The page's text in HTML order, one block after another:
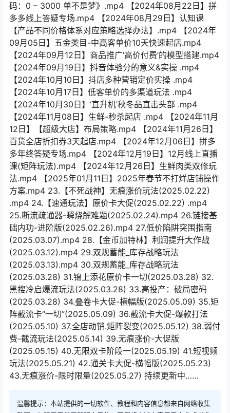
码：0 – 3000 单不是梦》.mp4 【2024年08月22日】拼
多多线上答疑专场.mp4 【2024年08月29日】认知课
【产品不同价格体系对应策略选择办法】.mp4 【2024年
09月05日】五金类目-中高客单价10天快速起店.mp4
【2024年09月12日】商品推广‘高价付费’的模型搭建.mp4
【2024年09月19日】抖音体验分的意义&实操 .mp4
【2024年10月10日】抖店多种营销定价实操 .mp4
【2024年10月17日】低客单价的多渠道玩法 .mp4
【2024年10月30日】‘直升机’秋冬品直击头部 .mp4
【2024年11月08日】生鲜-秒杀起店 .mp4 【2024年11月
12日】【超级大店】布局策略.mp4 【2024年11月26日】
百货全店折扣券3天起店.mp4 【2024年12月06日】拼多
多年终答疑专场.mp4 【2024年12月19日】12月线上直播
课(矩阵玩法).mp4 【2024年12月26日】生鲜肉类双修玩
法.mp4 【2025年01月11日】2025年春节不打烊店铺操作
方案.mp4 23.【不死战神】无痕涨价玩法(2025.02.22)
.mp4 24.【速通玩法】原价卡大促(2025.02.22) .mp4
25.断流疏通器-瞬烧解难题(2025.02.24).mp4 26.链接基
础内功-进阶版(2025.02.26).mp4 27.低价陷阱突围指南
(2025.03.07).mp4 28.【金币加特林】利润提升大作战
(2025.03.12).mp4 29.双规蓄能_库存战略玩法
(2025.03.13).mp4 30.双规蓄能_库存战略玩法
(2025.03.28) 31.锦上添花原价卡一切(2025.03.28) 32.
黑搜冷启爆流玩法(2025.03.28) 33.高投产：破局密码
(2025.03.28) 34.叠卷卡大促-横幅版(2025.05.09) 35.矩
阵截流卡“一切”(2025.05.09) 36.截流卡大促-爆款打法
(2025.05.10) 37.全店动销.矩阵裂变(2025.05.12) 38.弱付
费-截流玩法(2025.05.14) 39.无痕涨价-大促版
(2025.05.15) 40.无限双卡阶段一(2025.05.19) 41.短视频
玩法(2025.05.21) 42.通关卡大促-横幅版(2025.05.23)
43.无痕涨价-限时限量(2025.05.27) 持续更新中……
温馨提示：本站提供的一切软件、教程和内容信息都来自网络收集